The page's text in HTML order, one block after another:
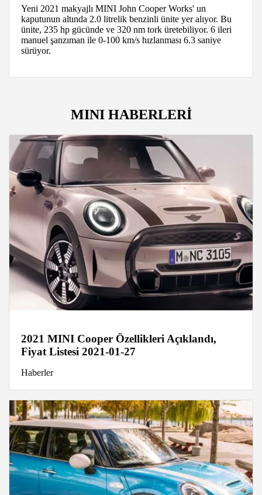
Yeni 2021 makyajlı MINI John Cooper Works' un
kaputunun altında 2.0 litrelik benzinli ünite yer alıyor. Bu
ünite, 235 hp gücünde ve 320 nm tork üretebiliyor. 6 ileri
manuel şanzıman ile 0-100 km/s hızlanması 6.3 saniye
sürüyor.
MINI HABERLERİ
2021 MINI Cooper Özellikleri Açıklandı,
Fiyat Listesi 2021-01-27
Haberler